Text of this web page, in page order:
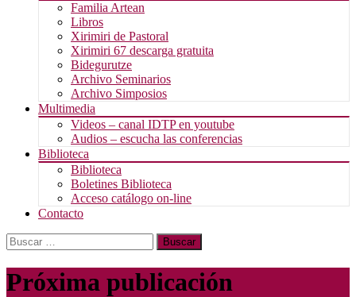
Familia Artean
Libros
Xirimiri de Pastoral
Xirimiri 67 descarga gratuita
Bidegurutze
Archivo Seminarios
Archivo Simposios
Multimedia
Videos – canal IDTP en youtube
Audios – escucha las conferencias
Biblioteca
Biblioteca
Boletines Biblioteca
Acceso catálogo on-line
Contacto
Buscar:
Próxima publicación